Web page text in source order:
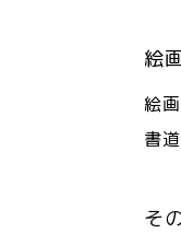
絵
絵
書道
そ